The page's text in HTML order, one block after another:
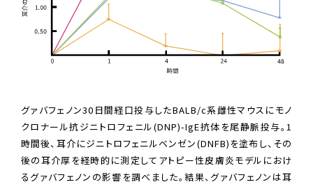
グァバフェノン30日間経口投与したBALB/c系雌性マウスにモノ
クロナール抗ジニトロフェニル(DNP)-IgE抗体を尾静脈投与。1
時間後、耳介にジニトロフェニルベンゼン(DNFB)を塗布し、その
後の耳介厚を経時的に測定してアトピー性皮膚炎モデルにおけ
るグァバフェノンの影響を調べました。結果、グァバフェノンは耳